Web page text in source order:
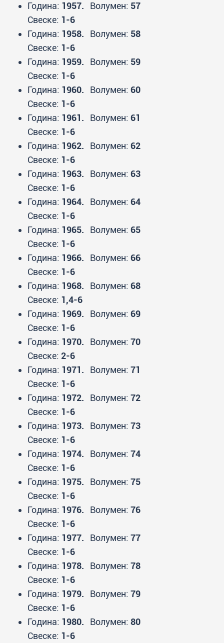
Година: 1957. Волумен: 57
Свеске: 1-6
Година: 1958. Волумен: 58
Свеске: 1-6
Година: 1959. Волумен: 59
Свеске: 1-6
Година: 1960. Волумен: 60
Свеске: 1-6
Година: 1961. Волумен: 61
Свеске: 1-6
Година: 1962. Волумен: 62
Свеске: 1-6
Година: 1963. Волумен: 63
Свеске: 1-6
Година: 1964. Волумен: 64
Свеске: 1-6
Година: 1965. Волумен: 65
Свеске: 1-6
Година: 1966. Волумен: 66
Свеске: 1-6
Година: 1968. Волумен: 68
Свеске: 1,4-6
Година: 1969. Волумен: 69
Свеске: 1-6
Година: 1970. Волумен: 70
Свеске: 2-6
Година: 1971. Волумен: 71
Свеске: 1-6
Година: 1972. Волумен: 72
Свеске: 1-6
Година: 1973. Волумен: 73
Свеске: 1-6
Година: 1974. Волумен: 74
Свеске: 1-6
Година: 1975. Волумен: 75
Свеске: 1-6
Година: 1976. Волумен: 76
Свеске: 1-6
Година: 1977. Волумен: 77
Свеске: 1-6
Година: 1978. Волумен: 78
Свеске: 1-6
Година: 1979. Волумен: 79
Свеске: 1-6
Година: 1980. Волумен: 80
Свеске: 1-6